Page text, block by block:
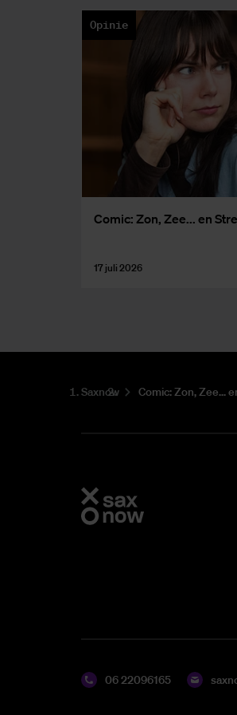
Opinie
Co­mic: Zon, Zee... en
17 juli 2026
Saxnow Co­mic: Zon, Zee...
06 22096165